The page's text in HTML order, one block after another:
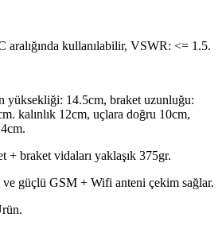
kullanılabilir, VSWR: <= 1.5.
yüksekliği: 14.5cm, braket uzunluğu:
kalınlık 12cm, uçlara doğru 10cm,
braket vidaları yaklaşık 375gr.
güçlü GSM + Wifi anteni çekim sağlar.